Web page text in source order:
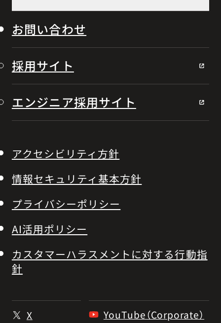
お問い合わせ
採用サイト
エンジニア採用サイト
アクセシビリティ方針
情報セキュリティ基本方針
プライバシーポリシー
AI活用ポリシー
カスタマーハラスメントに対する行動指
針
X
YouTube（Corporate）